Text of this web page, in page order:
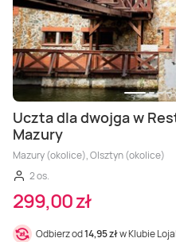
Uczta dla dwojga w
Mazury
Mazury (okolice), Olsztyn (okolice)
2 os.
299,00 zł
Odbierz od14,95 złw Klubie